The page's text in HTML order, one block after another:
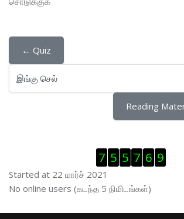
← Quiz
இங்கு செல்
Reading
Visitor Counter ஐத் தவிர்
7 5 5 7 6 9
Started at 22 மார்ச் 2021
இணைப்புநிலைப் பயனாளர் ஐத் தவிர்
No online users (கடந்த 5 நிமிடங்கள்)